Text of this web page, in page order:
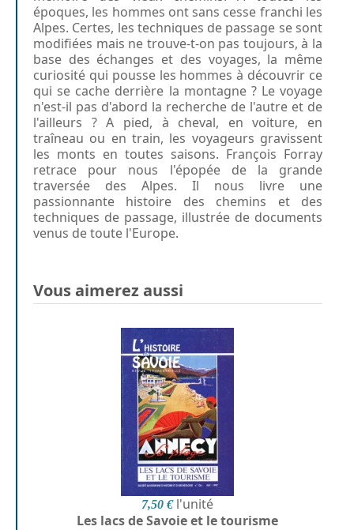
époques, les hommes ont sans cesse franchi les
Alpes. Certes, les techniques de passage se sont
modifiées mais ne trouve-t-on pas toujours, à la
base des échanges et des voyages, la même
curiosité qui pousse les hommes à découvrir ce
qui se cache derrière la montagne ? Le voyage
n'est-il pas d'abord la recherche de l'autre et de
l'ailleurs ? A pied, à cheval, en voiture, en
traîneau ou en train, les voyageurs gravissent
les monts en toutes saisons. François Forray
retrace pour nous l'épopée de la grande
traversée des Alpes. Il nous livre une
passionnante histoire des chemins et des
techniques de passage, illustrée de documents
venus de toute l'Europe.
Vous aimerez aussi
7,50 € l'unité
Les lacs de Savoie et le tourisme